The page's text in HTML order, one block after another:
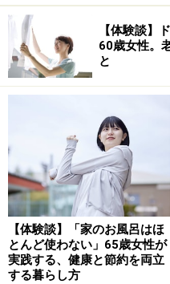
また会社員は通常ならば
健康保険組合）に加入し
自己負担上限が決められ
返ってきます（高額療養
康保険でカバーできない
療保険だと、割り切って
●住宅ローン
金利の高い住宅ローンを
のも非常に有効です。例
の期間15年、金利3％（
【体験談】
60歳女性。
と
【体験談】「家のお風呂はほ
とんど使わない」65歳女性が
実践する、健康と節約を両立
する暮らし方